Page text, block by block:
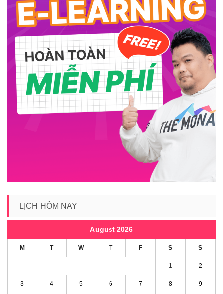
LỊCH HÔM NAY
August 2026
M T W T F S S
1 2
3 4 5 6 7 8 9